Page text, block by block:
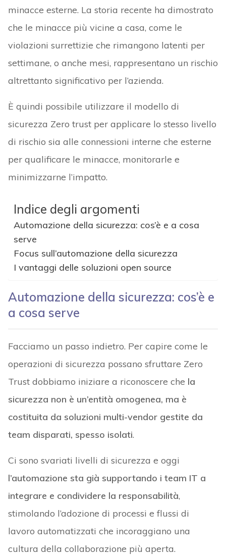
minacce esterne. La storia recente ha dimostrato
che le minacce più vicine a casa, come le
violazioni surrettizie che rimangono latenti per
settimane, o anche mesi, rappresentano un rischio
altrettanto significativo per l’azienda.
È quindi possibile utilizzare il modello di
sicurezza Zero trust per applicare lo stesso livello
di rischio sia alle connessioni interne che esterne
per qualificare le minacce, monitorarle e
minimizzarne l’impatto.
Indice degli argomenti
Automazione della sicurezza: cos’è e a cosa
serve
Focus sull’automazione della sicurezza
I vantaggi delle soluzioni open source
Automazione della sicurezza: cos’è e
a cosa serve
Facciamo un passo indietro. Per capire come le
operazioni di sicurezza possano sfruttare Zero
Trust dobbiamo iniziare a riconoscere che la
sicurezza non è un’entità omogenea, ma è
costituita da soluzioni multi-vendor gestite da
team disparati, spesso isolati.
Ci sono svariati livelli di sicurezza e oggi
l’automazione sta già supportando i team IT a
integrare e condividere la responsabilità,
stimolando l’adozione di processi e flussi di
lavoro automatizzati che incoraggiano una
cultura della collaborazione più aperta.